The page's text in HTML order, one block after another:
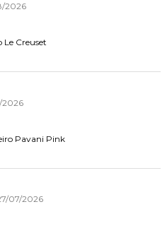
2026
Le Creuset
Pavani Pink
07/2026